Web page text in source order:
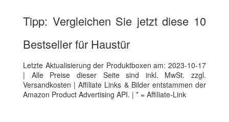
Tipp: Vergleichen Sie jetzt diese 10
Bestseller für Haustür
Letzte Aktualisierung der Produktboxen am: 2023-10-17
| Alle Preise dieser Seite sind inkl. MwSt. zzgl.
Versandkosten | Affiliate Links & Bilder entstammen der
Amazon Product Advertising API. | * = Affiliate-Link